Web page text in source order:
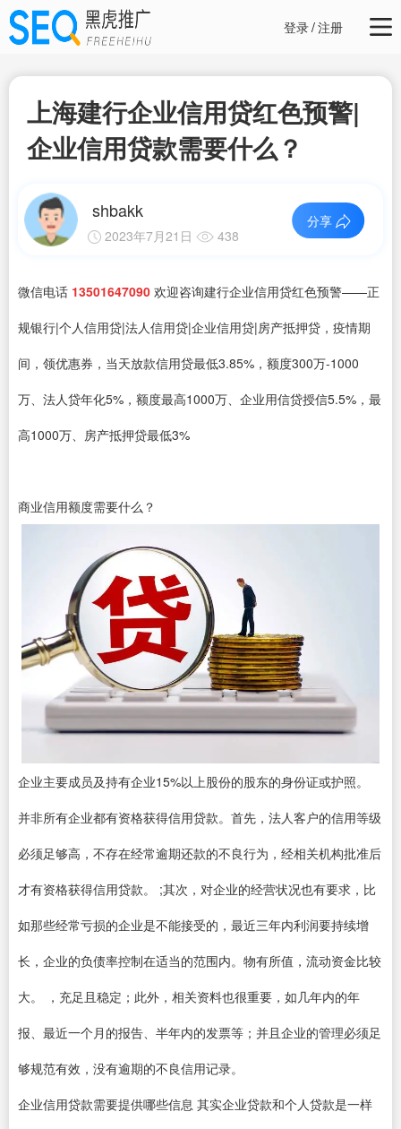
登录/注册
上海建行企业信用贷红色预警|
企业信用贷款需要什么？
shbakk
2023年7月21日 438
分享
微信电话 13501647090 欢迎咨询建行企业信用贷红色预警——正
规银行|个人信用贷|法人信用贷|企业信用贷|房产抵押贷，疫情期
间，领优惠券，当天放款信用贷最低3.85%，额度300万-1000
万、法人贷年化5%，额度最高1000万、企业用信贷授信5.5%，最
高1000万、房产抵押贷最低3%
商业信用额度需要什么？
企业主要成员及持有企业15%以上股份的股东的身份证或护照。
并非所有企业都有资格获得信用贷款。首先，法人客户的信用等级
必须足够高，不存在经常逾期还款的不良行为，经相关机构批准后
才有资格获得信用贷款。 ;其次，对企业的经营状况也有要求，比
如那些经常亏损的企业是不能接受的，最近三年内利润要持续增
长，企业的负债率控制在适当的范围内。物有所值，流动资金比较
大。 ，充足且稳定；此外，相关资料也很重要，如几年内的年
报、最近一个月的报告、半年内的发票等；并且企业的管理必须足
够规范有效，没有逾期的不良信用记录。
企业信用贷款需要提供哪些信息 其实企业贷款和个人贷款是一样